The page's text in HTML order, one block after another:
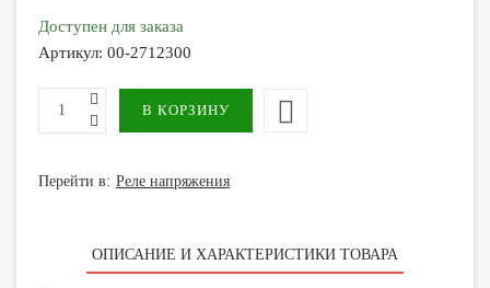
Доступен для заказа
Артикул: 00-2712300
Перейти в: Реле напряжения
ОПИСАНИЕ И ХАРАКТЕРИСТИКИ ТОВАРА